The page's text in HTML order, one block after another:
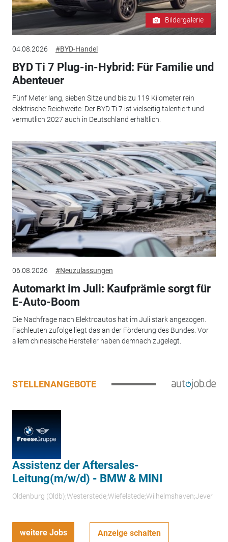
Bildergalerie
04.08.2026 #BYD-Handel
BYD Ti 7 Plug-in-Hybrid: Für Familie und
Abenteuer
Fünf Meter lang, sieben Sitze und bis zu 119 Kilometer rein
elektrische Reichweite: Der BYD Ti 7 ist vielseitig talentiert und
vermutlich 2027 auch in Deutschland erhältlich.
06.08.2026 #Neuzulassungen
Automarkt im Juli: Kaufprämie sorgt für
E-Auto-Boom
Die Nachfrage nach Elektroautos hat im Juli stark angezogen.
Fachleuten zufolge liegt das an der Förderung des Bundes. Vor
allem chinesische Hersteller haben demnach zugelegt.
STELLENANGEBOTE
Assistenz der Aftersales-
Leitung(m/w/d) - BMW & MINI
Oldenburg (Oldb);Westerstede;Wiefelstede;Wilhelmshaven;Jever
weitere Jobs Anzeige schalten